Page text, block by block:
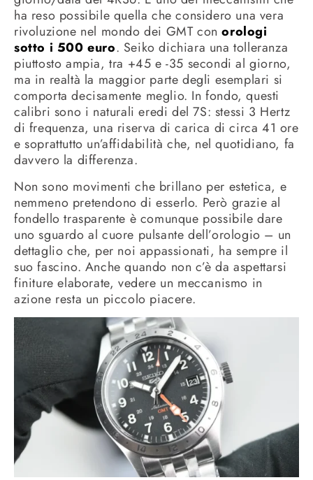
ha reso possibile quella che considero una vera
rivoluzione nel mondo dei GMT conorologi
sotto i 500 euro. Seiko dichiara una tolleranza
piuttosto ampia, tra +45 e -35 secondi al giorno,
ma in realtà la maggior parte degli esemplari si
comporta decisamente meglio. In fondo, questi
calibri sono i naturali eredi del 7S: stessi 3 Hertz
di frequenza, una riserva di carica di circa 41 ore
e soprattutto un’affidabilità che, nel quotidiano, fa
davvero la differenza.
Non sono movimenti che brillano per estetica, e
nemmeno pretendono di esserlo. Però grazie al
fondello trasparente è comunque possibile dare
uno sguardo al cuore pulsante dell’orologio – un
dettaglio che, per noi appassionati, ha sempre il
suo fascino. Anche quando non c’è da aspettarsi
finiture elaborate, vedere un meccanismo in
azione resta un piccolo piacere.